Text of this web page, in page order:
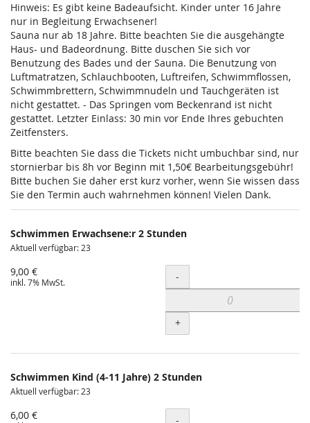
Hinweis: Es gibt keine Badeaufsicht. Kinder unter 16 Jahre
nur in Begleitung Erwachsener!
Sauna nur ab 18 Jahre. Bitte beachten Sie die ausgehängte
Haus- und Badeordnung. Bitte duschen Sie sich vor
Benutzung des Bades und der Sauna. Die Benutzung von
Luftmatratzen, Schlauchbooten, Luftreifen, Schwimmflossen,
Schwimmbrettern, Schwimmnudeln und Tauchgeräten ist
nicht gestattet. - Das Springen vom Beckenrand ist nicht
gestattet. Letzter Einlass: 30 min vor Ende Ihres gebuchten
Zeitfensters.
Bitte beachten Sie dass die Tickets nicht umbuchbar sind, nur
stornierbar bis 8h vor Beginn mit 1,50€ Bearbeitungsgebühr!
Bitte buchen Sie daher erst kurz vorher, wenn Sie wissen dass
Sie den Termin auch wahrnehmen können! Vielen Dank.
Schwimmen Erwachsene:r 2 Stunden
Aktuell verfügbar: 23
9,00 €
inkl. 7% MwSt. Menge
-
+
Schwimmen Kind (4-11 Jahre) 2 Stunden
Aktuell verfügbar: 23
6,00 € Menge
-